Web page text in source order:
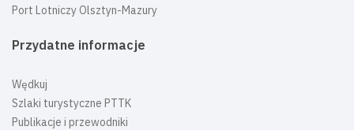
Port Lotniczy Olsztyn-Mazury
Przydatne informacje
Wędkuj
Szlaki turystyczne PTTK
Publikacje i przewodniki